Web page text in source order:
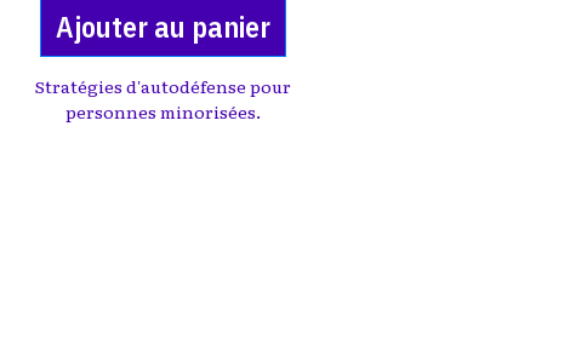
Ajouter au panier
Stratégies d'autodéfense pour
personnes minorisées.